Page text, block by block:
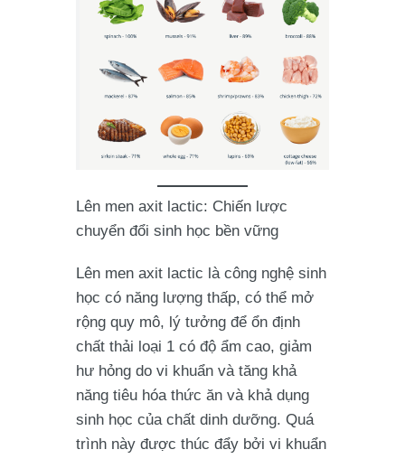
Lên men axit lactic: Chiến lược
chuyển đổi sinh học bền vững
Lên men axit lactic là công nghệ sinh
học có năng lượng thấp, có thể mở
rộng quy mô, lý tưởng để ổn định
chất thải loại 1 có độ ẩm cao, giảm
hư hỏng do vi khuẩn và tăng khả
năng tiêu hóa thức ăn và khả dụng
sinh học của chất dinh dưỡng. Quá
trình này được thúc đẩy bởi vi khuẩn